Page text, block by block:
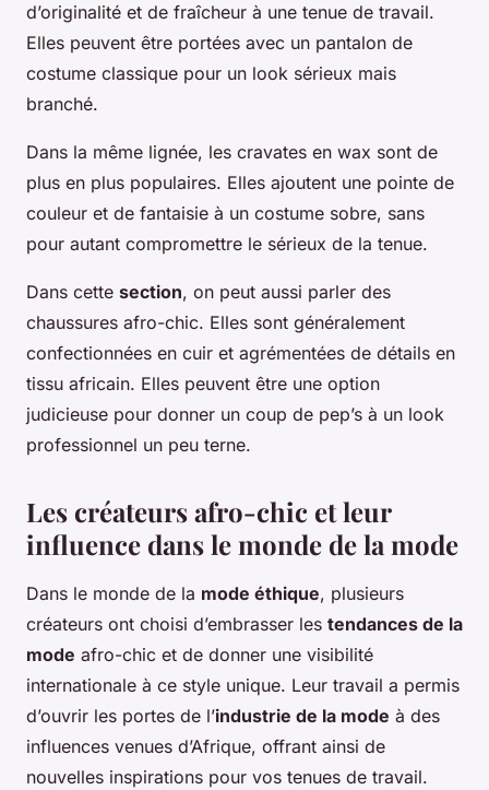
d’originalité et de fraîcheur à une tenue de travail.
Elles peuvent être portées avec un pantalon de
costume classique pour un look sérieux mais
branché.
Dans la même lignée, les cravates en wax sont de
plus en plus populaires. Elles ajoutent une pointe de
couleur et de fantaisie à un costume sobre, sans
pour autant compromettre le sérieux de la tenue.
Dans cette section, on peut aussi parler des
chaussures afro-chic. Elles sont généralement
confectionnées en cuir et agrémentées de détails en
tissu africain. Elles peuvent être une option
judicieuse pour donner un coup de pep’s à un look
professionnel un peu terne.
Les créateurs afro-chic et leur
influence dans le monde de la mode
Dans le monde de la mode éthique, plusieurs
créateurs ont choisi d’embrasser les tendances de la
mode afro-chic et de donner une visibilité
internationale à ce style unique. Leur travail a permis
d’ouvrir les portes de l’industrie de la mode à des
influences venues d’Afrique, offrant ainsi de
nouvelles inspirations pour vos tenues de travail.